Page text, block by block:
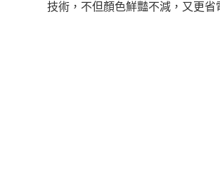
技術，不但顏色鮮豔不減，又更省